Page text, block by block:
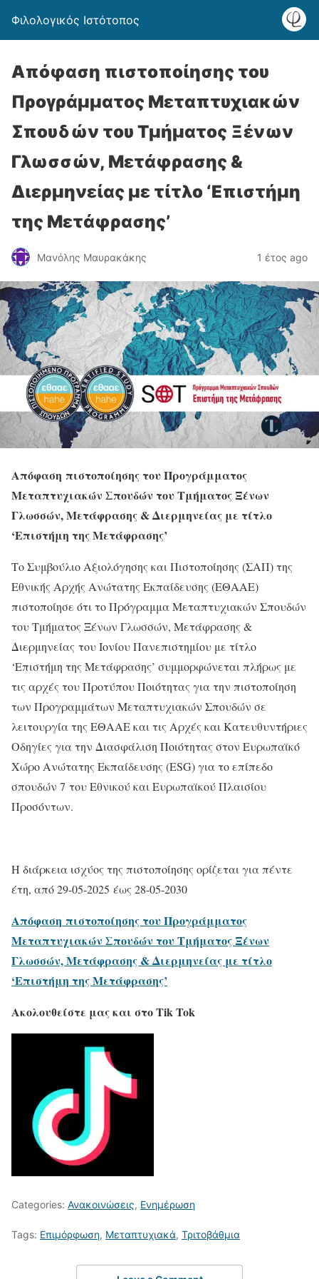
Φιλολογικός Ιστότοπος
Απόφαση πιστοποίησης του
Προγράμματος Μεταπτυχιακών
Σπουδών του Τμήματος Ξένων
Γλωσσών, Μετάφρασης &
Διερμηνείας με τίτλο ‘Επιστήμη
της Μετάφρασης’
Μανόλης Μαυρακάκης 1 έτος ago
Απόφαση πιστοποίησης του Προγράμματος
Μεταπτυχιακών Σπουδών του Τμήματος Ξένων
Γλωσσών, Μετάφρασης & Διερμηνείας με τίτλο
‘Επιστήμη της Μετάφρασης’
Το Συμβούλιο Αξιολόγησης και Πιστοποίησης (ΣΑΠ) της
Εθνικής Αρχής Ανώτατης Εκπαίδευσης (ΕΘΑΑΕ)
πιστοποίησε ότι το Πρόγραμμα Μεταπτυχιακών Σπουδών
του Τμήματος Ξένων Γλωσσών, Μετάφρασης &
Διερμηνείας του Ιονίου Πανεπιστημίου με τίτλο
‘Επιστήμη της Μετάφρασης’ συμμορφώνεται πλήρως με
τις αρχές του Προτύπου Ποιότητας για την πιστοποίηση
των Προγραμμάτων Μεταπτυχιακών Σπουδών σε
λειτουργία της ΕΘΑΑΕ και τις Αρχές και Κατευθυντήριες
Οδηγίες για την Διασφάλιση Ποιότητας στον Ευρωπαϊκό
Χώρο Ανώτατης Εκπαίδευσης (ΕSG) για το επίπεδο
σπουδών 7 του Εθνικού και Ευρωπαϊκού Πλαισίου
Προσόντων.
Η διάρκεια ισχύος της πιστοποίησης ορίζεται για πέντε
έτη, από 29-05-2025 έως 28-05-2030
Απόφαση πιστοποίησης του Προγράμματος
Μεταπτυχιακών Σπουδών του Τμήματος Ξένων
Γλωσσών, Μετάφρασης & Διερμηνείας με τίτλο
‘Επιστήμη της Μετάφρασης’
Ακολουθείστε μας και στο Tik Tok
Categories: Ανακοινώσεις, Ενημέρωση
Tags: Επιμόρφωση, Μεταπτυχιακά, Τριτοβάθμια